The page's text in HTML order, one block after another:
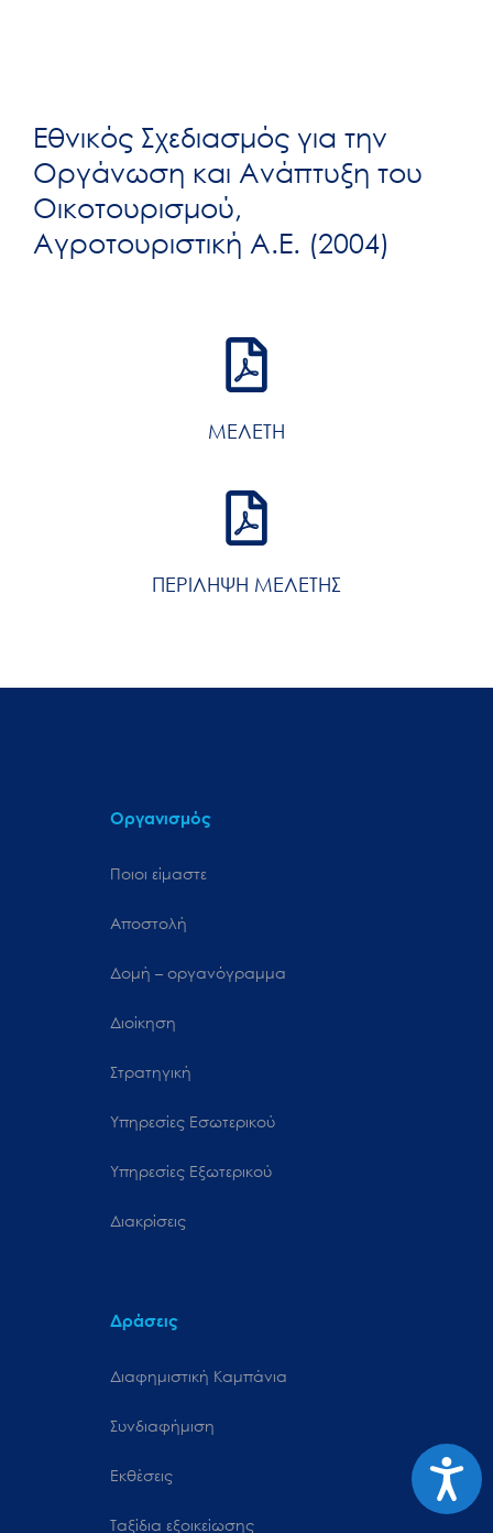
Εθνικός Σχεδιασμός για την
Οργάνωση και Ανάπτυξη του
Οικοτουρισμού,
Αγροτουριστική Α.Ε. (2004)
ΜΕΛΕΤΗ
ΠΕΡΙΛΗΨΗ ΜΕΛΕΤΗΣ
Οργανισμός
Ποιοι είμαστε
Αποστολή
Δομή – οργανόγραμμα
Διοίκηση
Στρατηγική
Υπηρεσίες Εσωτερικού
Υπηρεσίες Εξωτερικού
Διακρίσεις
Δράσεις
Διαφημιστική Καμπάνια
Συνδιαφήμιση
Εκθέσεις
Ταξίδια εξοικείωσης